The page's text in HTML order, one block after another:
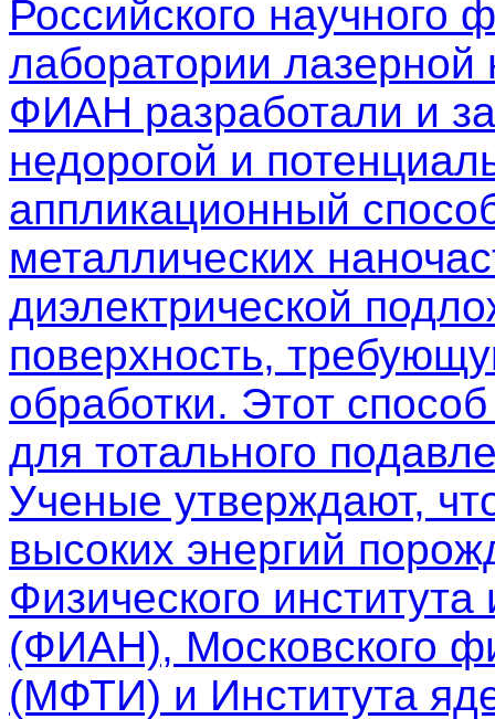
Российского
лаборатории
ФИАН разработали и
недорогой и
аппликационный
металлических
диэлектрической
поверхность,
обработки. Этот
для тотального
Ученые утверждают,
высоких энергий
Физического
(ФИАН), Московского
(МФТИ) и Института